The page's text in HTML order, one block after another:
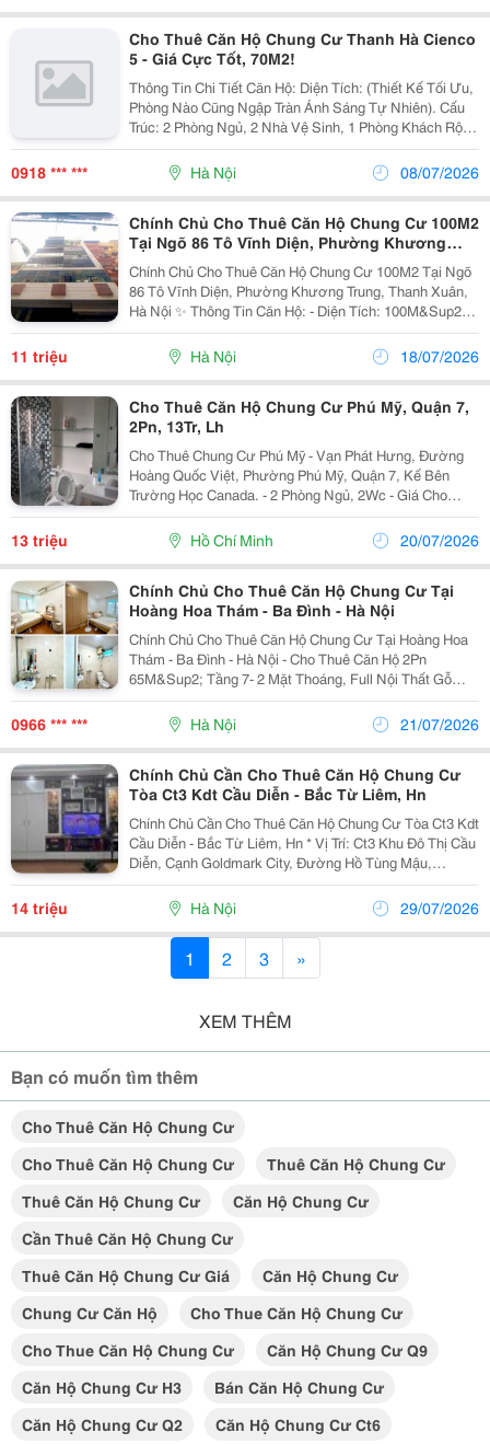
Cho Thuê Căn Hộ Chung Cư Thanh Hà Cienco
5 - Giá Cực Tốt, 70M2!
Thông Tin Chi Tiết Căn Hộ: Diện Tích: (Thiết Kế Tối Ưu,
Phòng Nào Cũng Ngập Tràn Ánh Sáng Tự Nhiên). Cấu
Trúc: 2 Phòng Ngủ, 2 Nhà Vệ Sinh, 1 Phòng Khách Rộng
Và Khu Bếp Riêng Biệt. Nội Thất Bàn Giao (Đầy Đủ Từ
0918 *** *** Hà Nội 08/07/2026
Chính Chủ Cho Thuê Căn Hộ Chung Cư 100M2
Tại Ngõ 86 Tô Vĩnh Diện, Phường Khương
Trung, Thanh Xuân
Chính Chủ Cho Thuê Căn Hộ Chung Cư 100M2 Tại Ngõ
86 Tô Vĩnh Diện, Phường Khương Trung, Thanh Xuân,
Hà Nội ✨ Thông Tin Căn Hộ: - Diện Tích: 100M&Sup2;. -
Thiết Kế: 2 Phòng Ngủ, 2 Nhà Vệ Sinh - Có Cửa Sổ Và
Ban Công Thoáng Mát, Đón Ánh Sáng...
11 triệu Hà Nội 18/07/2026
Cho Thuê Căn Hộ Chung Cư Phú Mỹ, Quận 7,
2Pn, 13Tr, Lh
Cho Thuê Chung Cư Phú Mỹ - Vạn Phát Hưng, Đường
Hoàng Quốc Việt, Phường Phú Mỹ, Quận 7, Kế Bên
Trường Học Canada. - 2 Phòng Ngủ, 2Wc - Giá Cho
Thuê: 13.000.000 Đ/Tháng. Cư Dân Chung Cư Phú Mỹ,
Được Sử Dụng Các Tiện Ích Nội Khu Và Hồ Bơi Miễn...
13 triệu Hồ Chí Minh 20/07/2026
Chính Chủ Cho Thuê Căn Hộ Chung Cư Tại
Hoàng Hoa Thám - Ba Đình - Hà Nội
Chính Chủ Cho Thuê Căn Hộ Chung Cư Tại Hoàng Hoa
Thám - Ba Đình - Hà Nội - Cho Thuê Căn Hộ 2Pn
65M&Sup2; Tầng 7- 2 Mặt Thoáng, Full Nội Thất Gỗ
Chuẩn Nhà Cho Gia Đình Trẻ. - Căn Hộ Full Nội Thất
Khách Vào Ở Ngay. - Thiết Kế &Amp; Công Năng...
0966 *** *** Hà Nội 21/07/2026
Chính Chủ Cần Cho Thuê Căn Hộ Chung Cư
Tòa Ct3 Kdt Cầu Diễn - Bắc Từ Liêm, Hn
Chính Chủ Cần Cho Thuê Căn Hộ Chung Cư Tòa Ct3 Kdt
Cầu Diễn - Bắc Từ Liêm, Hn * Vị Trí: Ct3 Khu Đô Thị Cầu
Diễn, Cạnh Goldmark City, Đường Hồ Tùng Mậu,
Phường Phú Diễn, Quận Bắc Từ Liêm, Hà Nội. * Thông
Tin Căn Hộ: &Bull; Diện Tích:...
14 triệu Hà Nội 29/07/2026
1 2 3 »
XEM THÊM
Bạn có muốn tìm thêm
Cho Thuê Căn Hộ Chung Cư
Cho Thuê Căn Hộ Chung Cư
Thuê Căn Hộ Chung Cư
Thuê Căn Hộ Chung Cư
Căn Hộ Chung Cư
Cần Thuê Căn Hộ Chung Cư
Thuê Căn Hộ Chung Cư Giá
Căn Hộ Chung Cư
Chung Cư Căn Hộ
Cho Thue Căn Hộ Chung Cư
Cho Thue Căn Hộ Chung Cư
Căn Hộ Chung Cư Q9
Căn Hộ Chung Cư H3
Bán Căn Hộ Chung Cư
Căn Hộ Chung Cư Q2
Căn Hộ Chung Cư Ct6